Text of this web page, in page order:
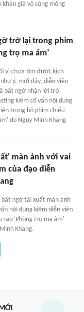
giả vô cùng mòng
trở lại trong phim
trọ ma ám'
vì chưa tìm được kịch
ý, mới đây, diễn viên
bất ngờ nhận lời trở
kiêm cố vấn nội dung
trong bộ phim chiếu
do Ngụy Minh Khang
màn ảnh với vai
của đạo diễn
bất ngờ tái xuất màn ảnh
nội dung kiêm diễn viên
rạp 'Phòng trọ ma ám'
Khang.